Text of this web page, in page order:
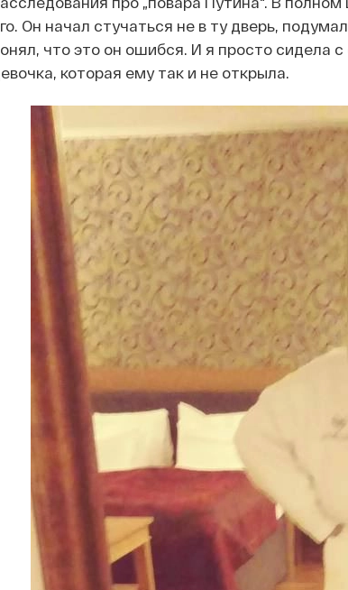
Он начал стучаться не в ту дверь,
что это он ошибся. И я просто сидела
которая ему так и не открыла.